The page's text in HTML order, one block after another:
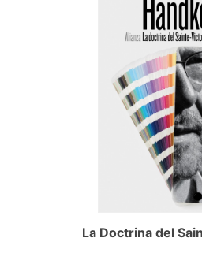
La Doctrina del